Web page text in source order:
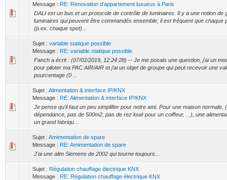
Message : RE: Renovation d'appartement luxueux à Paris
DALI est un bus et un protocole de contrôle de luminaires. Il y a une notion de
luminaires qui peuvent être commandés ensemble; il est fréquent que chaque
(p.ex. chaque spot)...
Sujet : variable statique possible
Message : RE: variable statique possible
Fanch a écrit : (07/02/2019, 12:24:28) -- Je me posais une question, j'ai un
pour piloter ma PAC AIR/AIR et j'ai un objet de groupe qui peut recevoir une
pourcentage (0 ...
Sujet : Alimentation & interface IP/KNX
Message : RE: Alimentation & interface IP/KNX
Je pense qu'il faut un peu simplifier pour notre ami. Pour une maison normale,
dépendance, pas de 500m2, pas de rez loué pour un coiffeur, ...), une
un grand fabriqu...
Sujet : Amimentation de spare
Message : RE: Amimentation de spare
J'ai une alim Siemens de 2002 qui tourne toujours...
Sujet : Régulation chauffage électrique KNX
Message : RE: Régulation chauffage électrique KNX